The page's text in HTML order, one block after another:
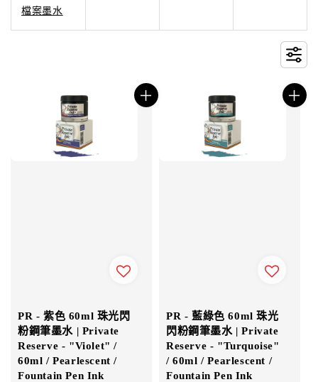
檔案墨水
PR - 紫色 60ml 珠光閃
粉鋼筆墨水 | Private
Reserve - "Violet" /
60ml / Pearlescent /
Fountain Pen Ink
PR - 藍綠色 60ml 珠光
閃粉鋼筆墨水 | Private
Reserve - "Turquoise"
/ 60ml / Pearlescent /
Fountain Pen Ink